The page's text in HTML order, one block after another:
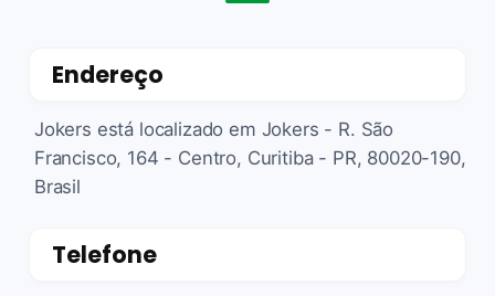
Endereço
Jokers está localizado em Jokers - R. São
Francisco, 164 - Centro, Curitiba - PR, 80020-190,
Brasil
Telefone